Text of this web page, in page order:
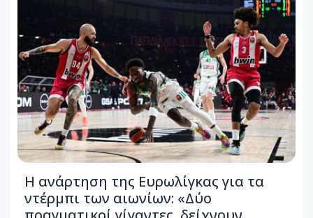
Η ανάρτηση της Ευρωλίγκας για τα
ντέρμπι των αιωνίων: «Δύο